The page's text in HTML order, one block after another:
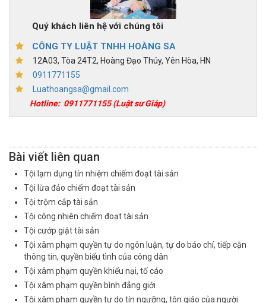
Quý khách liên hệ với chúng tôi
CÔNG TY LUẬT TNHH HOÀNG SA
12A03, Tòa 24T2, Hoàng Đạo Thúy, Yên Hòa, HN
0911771155
Luathoangsa@gmail.com
Hotline: 0911771155(Luật sư Giáp)
Bài viết liên quan
Tội lạm dụng tín nhiệm chiếm đoạt tài sản
Tội lừa đảo chiếm đoạt tài sản
Tội trộm cắp tài sản
Tội công nhiên chiếm đoạt tài sản
Tội cướp giật tài sản
Tội xâm phạm quyền tự do ngôn luận, tự do báo chí, tiếp cận
thông tin, quyền biểu tình của công dân
Tội xâm phạm quyền khiếu nại, tố cáo
Tội xâm phạm quyền bình đẳng giới
Tội xâm phạm quyền tự do tín ngưỡng, tôn giáo của người